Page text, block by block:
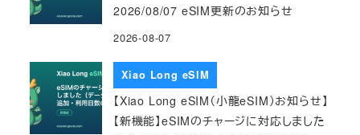
2026/08/07 eSIM更新のお知らせ
2026-08-07
Xiao Long eSIM
【Xiao Long eSIM（小龍eSIM）お知らせ】
【新機能】eSIMのチャージに対応しました